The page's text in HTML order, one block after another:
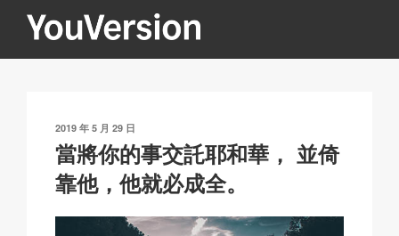
YOUVERSION
Seeking God every day.
發
表
於
2019 年 5 月 29 日
當將你的事交託耶和華， 並倚
靠他，他就必成全。